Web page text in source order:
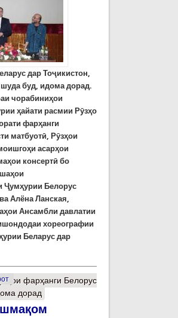
дар Тоҷикистон,
буд, идома дорад.
чорабиниҳои
ҳайати расмии Рӯзҳо
фарҳанги
матбуотӣ, Рӯзҳои
асарҳои
консертӣ бо
Ҷумҳурии Белорус
Алёна Ланская,
Ансамбли давлатии
хореографии
Беларус дар
фарҳанги Белорус
дорад